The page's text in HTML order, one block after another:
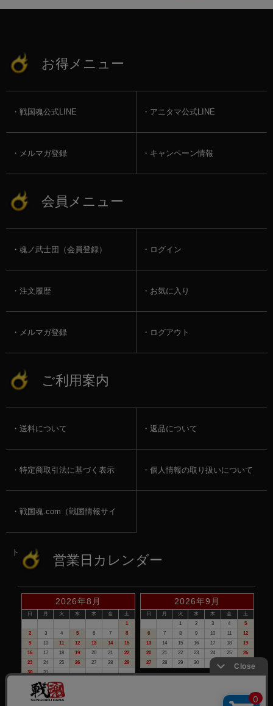
お得メニュー
戦国魂公式LINE アニタマ公式LINE
メルマガ登録 キャンペーン情報
会員メニュー
魂ノ武士団（会員登録） ログイン
注文履歴 お気に入り
メルマガ登録 ログアウト
ご利用案内
送料について 返品について
特定商取引法に基づく表示 個人情報の取り扱いについて
戦国魂.com（戦国情報サイ
ト） 営業日カレンダー
2026年8月
日 月 火 水 木 金
土
1
2
3 4 5 6 7
8
9
10 11 12 13 14
15
16
17 18 19 20 21
22
23
24 25 26 27 28
29
30
31
2026年9月
日 月 火 水 木 金
土
1
2 3 4
5
6
7 8 9 10 11
12
13
14 15 16 17 18
19
20
21 22 23 24 25
26
27
28 29 30
赤い日付が定休日です。
※定休日は、商品の発送・電話でのお問合せは、お休みさせて頂いて